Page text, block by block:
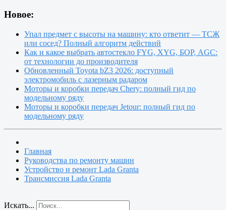
Новое:
Упал предмет с высоты на машину: кто ответит — ТСЖ
или сосед? Полный алгоритм действий
Как и какое выбрать автостекло FYG, XYG, БОР, AGC:
от технологии до производителя
Обновленный Toyota bZ3 2026: доступный
электромобиль с лазерным радаром
Моторы и коробки передач Chery: полный гид по
модельному ряду
Моторы и коробки передач Jetour: полный гид по
модельному ряду
Главная
Руководства по ремонту машин
Устройство и ремонт Lada Granta
Трансмиссия Lada Granta
Искать...